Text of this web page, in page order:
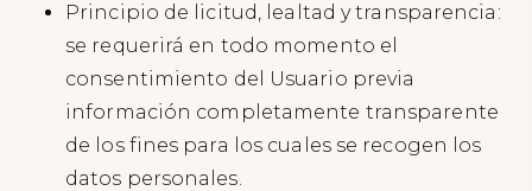
Principio de licitud, lealtad y transparencia:
se requerirá en todo momento el
consentimiento del Usuario previa
información completamente transparente
de los fines para los cuales se recogen los
datos personales.